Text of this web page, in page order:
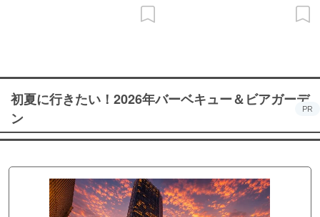
初夏に行きたい！2026年バーベキュー＆ビアガーデ
ン
PR